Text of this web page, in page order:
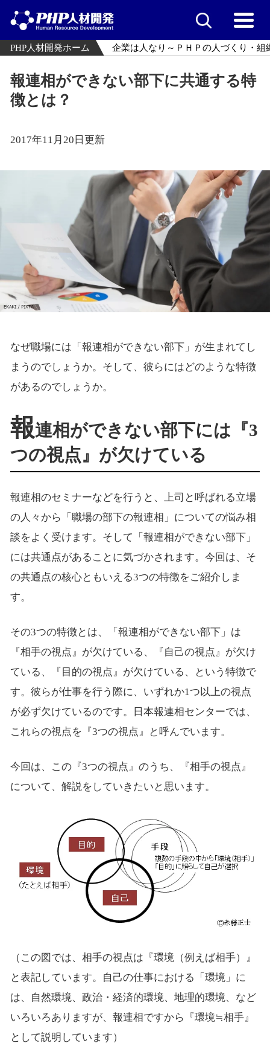
PHP人材開発ホーム 企業は人なり～ＰＨＰの人づくり・組
報連相ができない部下に共通する特
徴とは？
2017年11月20日更新
なぜ職場には「報連相ができない部下」が生まれてし
まうのでしょうか。そして、彼らにはどのような特徴
があるのでしょうか。
報連相ができない部下には『3
つの視点』が欠けている
報連相のセミナーなどを行うと、上司と呼ばれる立場
の人々から「職場の部下の報連相」についての悩み相
談をよく受けます。そして「報連相ができない部下」
には共通点があることに気づかされます。今回は、そ
の共通点の核心ともいえる3つの特徴をご紹介しま
す。
その3つの特徴とは、「報連相ができない部下」は
『相手の視点』が欠けている、『自己の視点』が欠け
ている、『目的の視点』が欠けている、という特徴で
す。彼らが仕事を行う際に、いずれか1つ以上の視点
が必ず欠けているのです。日本報連相センターでは、
これらの視点を『3つの視点』と呼んでいます。
今回は、この『3つの視点』のうち、『相手の視点』
について、解説をしていきたいと思います。
（この図では、相手の視点は『環境（例えば相手）』
と表記しています。自己の仕事における「環境」に
は、自然環境、政治・経済的環境、地理的環境、など
いろいろありますが、報連相ですから『環境≒相手』
として説明しています）